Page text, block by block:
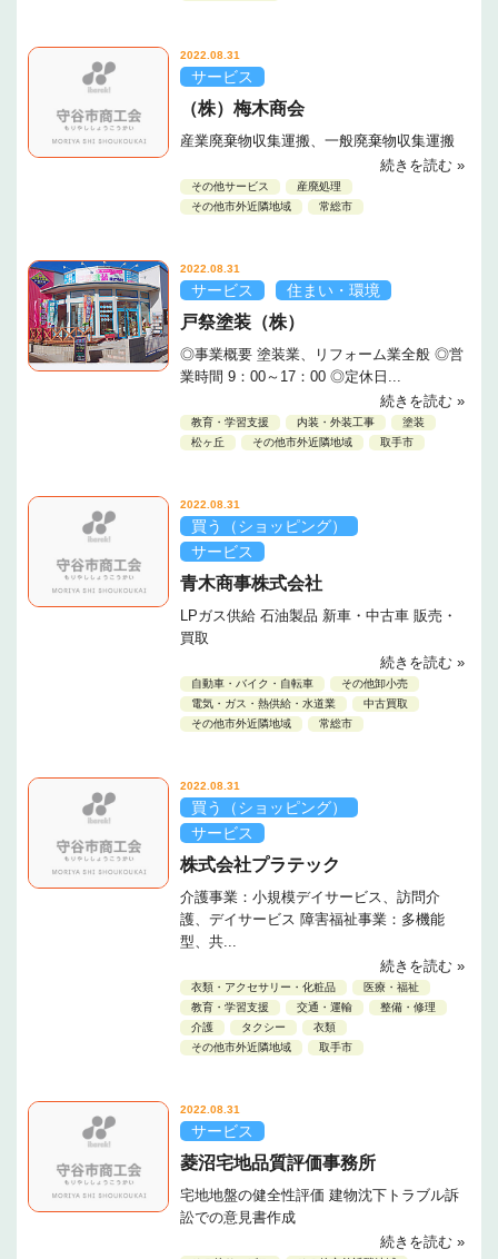
2022.08.31
サービス
（株）梅木商会
産業廃棄物収集運搬、一般廃棄物収集運搬
続きを読む »
その他サービス
産廃処理
その他市外近隣地域
常総市
2022.08.31
サービス 住まい・環境
戸祭塗装（株）
◎事業概要 塗装業、リフォーム業全般 ◎営
業時間 9：00～17：00 ◎定休日...
続きを読む »
教育・学習支援 内装・外装工事
塗装
松ヶ丘
その他市外近隣地域 取手市
2022.08.31
買う（ショッピング）
サービス
青木商事株式会社
LPガス供給 石油製品 新車・中古車 販売・
買取
続きを読む »
自動車・バイク・自転車
その他卸小売
電気・ガス・熱供給・水道業
中古買取
その他市外近隣地域
常総市
2022.08.31
買う（ショッピング）
サービス
株式会社プラテック
介護事業：小規模デイサービス、訪問介
護、デイサービス 障害福祉事業：多機能
型、共...
続きを読む »
衣類・アクセサリー・化粧品
医療・福祉
教育・学習支援
交通・運輸
整備・修理
介護
タクシー
衣類
その他市外近隣地域
取手市
2022.08.31
サービス
菱沼宅地品質評価事務所
宅地地盤の健全性評価 建物沈下トラブル訴
訟での意見書作成
続きを読む »